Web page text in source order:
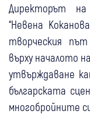
Директорът
“Невена
творческия
върху началото
утвърждаване
българската
многобройните